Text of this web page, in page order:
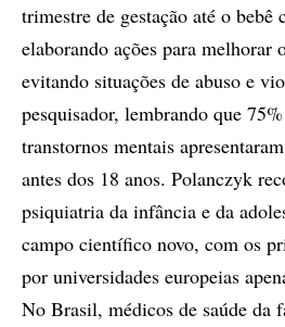
trimestre de gestação até o bebê
elaborando ações para melhorar
evitando situações de abuso e
pesquisador, lembrando que
transtornos mentais
antes dos 18 anos. Polanczyk
psiquiatria da infância e da
campo científico novo, com os
por universidades europeias
No Brasil, médicos de saúde da